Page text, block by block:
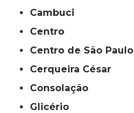
Cambuci
Centro
Centro de São Paulo
Cerqueira César
Consolação
Glicério